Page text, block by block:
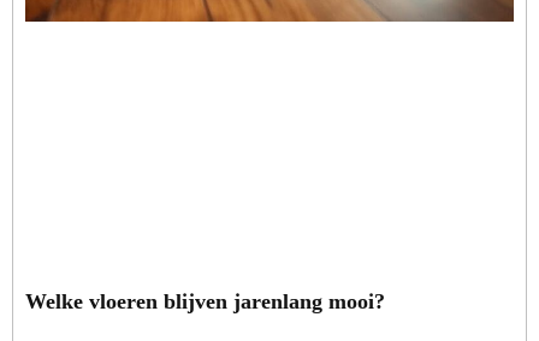
Welke vloeren blijven jarenlang mooi?